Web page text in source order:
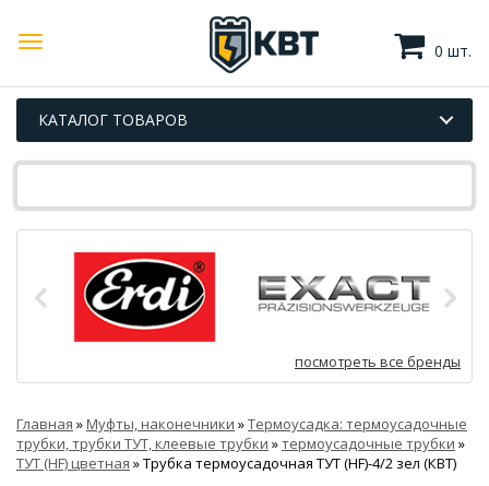
0 шт.
КАТАЛОГ ТОВАРОВ
посмотреть все бренды
Главная »Муфты, наконечники »Термоусадка: термоусадочные
трубки, трубки ТУТ, клеевые трубки »термоусадочные трубки »
ТУТ (HF) цветная »Трубка термоусадочная ТУТ (HF)-4/2 зел (КВТ)